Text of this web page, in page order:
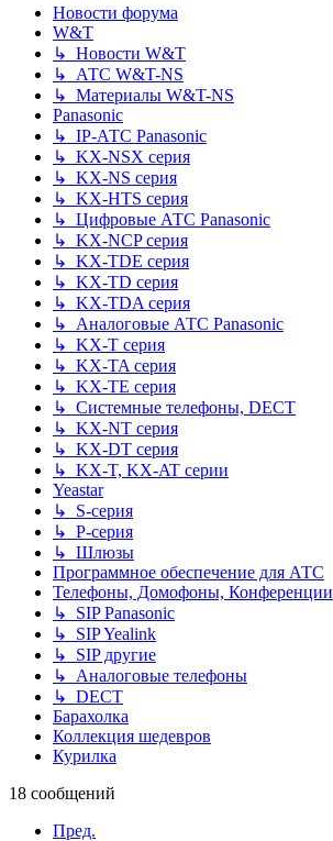
Новости форума
W&T
↳ Новости W&T
↳ АТС W&T-NS
↳ Материалы W&T-NS
Panasonic
↳ IP-АТС Panasonic
↳ KX-NSX серия
↳ KX-NS серия
↳ KX-HTS серия
↳ Цифровые АТС Panasonic
↳ KX-NCP серия
↳ KX-TDE серия
↳ KX-TD серия
↳ KX-TDA серия
↳ Аналоговые АТС Panasonic
↳ KX-T серия
↳ KX-TA серия
↳ KX-TE серия
↳ Системные телефоны, DECT
↳ KX-NT серия
↳ KX-DT серия
↳ KX-T, KX-AT серии
Yeastar
↳ S-серия
↳ P-серия
↳ Шлюзы
Программное обеспечение для АТС
Телефоны, Домофоны, Конференции
↳ SIP Panasonic
↳ SIP Yealink
↳ SIP другие
↳ Аналоговые телефоны
↳ DECT
Барахолка
Коллекция шедевров
Курилка
18 сообщений
Пред.